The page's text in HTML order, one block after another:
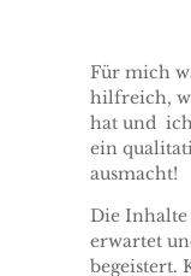
Für mich
hilfreich,
hat und
ein
ausmacht!
Die Inhalte
erwartet
begeistert.